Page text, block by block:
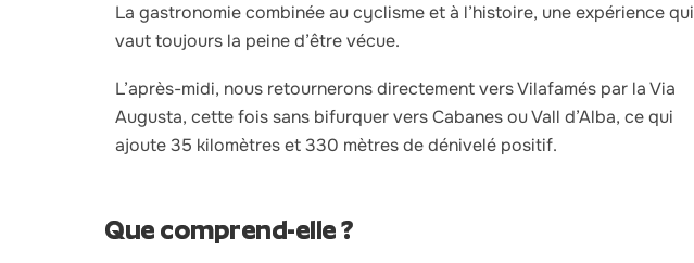
La gastronomie combinée au cyclisme et à l’histoire, une expérience qui
vaut toujours la peine d’être vécue.
L’après-midi, nous retournerons directement vers Vilafamés par la Via
Augusta, cette fois sans bifurquer vers Cabanes ou Vall d’Alba, ce qui
ajoute 35 kilomètres et 330 mètres de dénivelé positif.
Que comprend-elle ?